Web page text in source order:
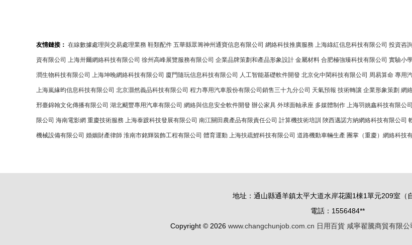
友情鏈接： 在線數據處理與交易處理業務 鞋類配件 五華縣眾籌神州通寶信息有限公司 網絡科技推廣服務 上海綠紅信息科技有限公司 投資咨
資有限公司 上海卅爾網絡科技有限公司 徐州高峰展覽服務有限公司 企業品牌策劃和產品形象設計 金屬材料 合肥極強臻科技有限公司 實驗小
潤生物科技有限公司 上海坤晚網絡科技有限公司 廈門隨玩信息科技有限公司 人工智能基礎軟件開發 北京化中閑科技有限公司 周易算命 專用
上海嵐緣昀信息科技有限公司 北京灝然義品科技有限公司 程力專用汽車股份有限公司銷售三十九分公司 天氣預報 技術轉讓 企業形象策劃 網
邢臺錦翰文化傳播有限公司 湖北颶豐專用汽車有限公司 網絡與信息安全軟件開發 辦公家具 外球面軸承座 多媒體制作 上海羽姚鑫科技有限公司
限公司 海南電影網 重慶技術服務 上海泰踱科技發展有限公司 南江關田農產品有限責任公司 計算機技術培訓 陜西邁諾方納網絡科技有限公司
機械設備有限公司 婚姻財產律師 淮南市銘輝裝飾工程有限公司 體育運動 上海扶疏鯉科技有限公司 道路機動車輛生產 團掌（重慶）網絡科技
地址：通山縣通羊鎮太平大道水岸花園1棟1單元209室（
電話：1556484**
Copyright © 2026 www.changchunjob.com.cn 日用百貨 咸寧翟騰商貿有限公